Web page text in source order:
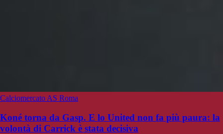
Calciomercato AS Roma
Koné torna da Gasp. E lo United non fa più paura: la
volontà di Carrick è stata decisiva